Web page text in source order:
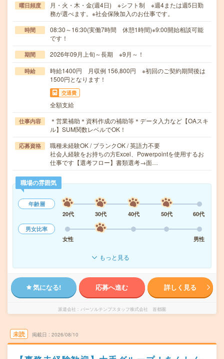
曜日頻度
月・火・木・金(週4日) ※シフト制 ※週4または週5日勤
務が選べます。※社会保険加入のお仕事です。
時間
08:30～16:30(実働7時間 休憩1時間)※9:00開始相談可能
です！
期間 2026年09月上旬～長期 ※9月～！
時給
時給1400円 月収例 156,800円 ※初回のご契約期間後は
1500円となります！
交通費
全額支給
仕事内容
＊営業補助＊資料作成の補助等＊データ入力など【OAスキ
ル】SUM関数レベルでOK！
応募資格
職種未経験OK / ブランクOK / 英語力不要
社会人経験をお持ちの方Excel、Powerpointを使用するお
仕事です【選考フロー】書類選考→面…
職場の雰囲気
年齢層
20代
30代 40代 50代
60代
男女比率
女性
男性
もっと見る
気になる! 応募へ進む 詳しく見る
派遣会社 パーソルテンプスタッフ株式会社 首都圏
未読 掲載日 2026/08/10